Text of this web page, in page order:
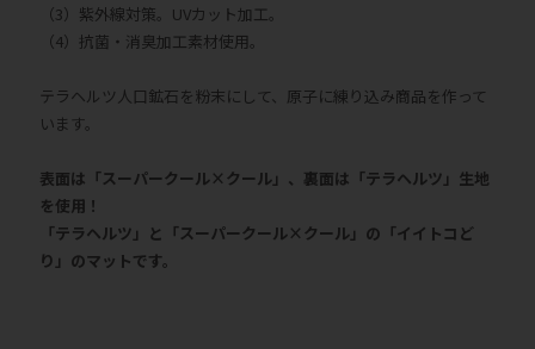
（3）紫外線対策。UVカット加工。
（4）抗菌・消臭加工素材使用。
テラヘルツ人口鉱石を粉末にして、原子に練り込み商品を作って
います。
表面は「スーパークール×クール」、裏面は「テラヘルツ」生地
を使用！
「テラヘルツ」と「スーパークール×クール」の「イイトコど
り」のマットです。